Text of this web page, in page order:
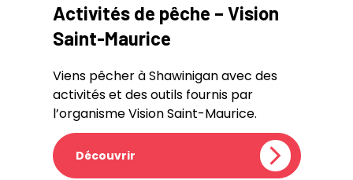
Activités de pêche – Vision
Saint-Maurice
Viens pêcher à Shawinigan avec des
activités et des outils fournis par
l’organisme Vision Saint-Maurice.
Découvrir